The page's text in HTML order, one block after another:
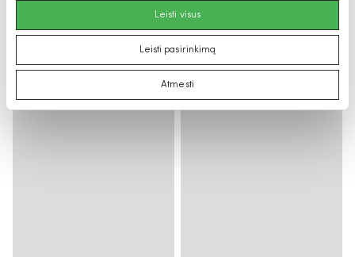
Leisti visus
Leisti pasirinkimą
Atmesti